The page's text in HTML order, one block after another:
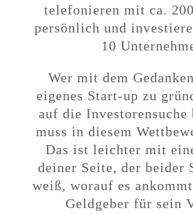
telefonieren mit ca.
persönlich und
10
Wer mit dem
eigenes Start-up zu
auf die Investorensuche
muss in diesem
Das ist leichter mit
deiner Seite, der beider
weiß, worauf es
Geldgeber für sein